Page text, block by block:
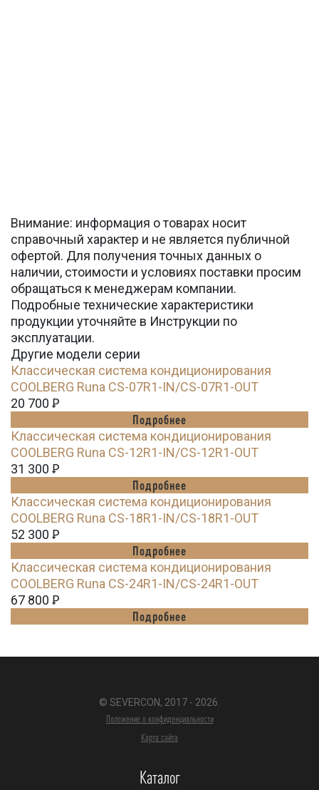
Внимание: информация о товарах носит
справочный характер и не является публичной
офертой. Для получения точных данных о
наличии, стоимости и условиях поставки просим
обращаться к менеджерам компании.
Подробные технические характеристики
продукции уточняйте в Инструкции по
эксплуатации.
Другие модели серии
Классическая система кондиционирования
СOOLBERG Runa CS-07R1-IN/CS-07R1-OUT
20 700 Ꝑ
Подробнее
Классическая система кондиционирования
СOOLBERG Runa CS-12R1-IN/CS-12R1-OUT
31 300 Ꝑ
Подробнее
Классическая система кондиционирования
СOOLBERG Runa CS-18R1-IN/CS-18R1-OUT
52 300 Ꝑ
Подробнее
Классическая система кондиционирования
СOOLBERG Runa CS-24R1-IN/CS-24R1-OUT
67 800 Ꝑ
Подробнее
© SEVERCON, 2017 - 2026.
Положение о конфиденциальности
Карта сайта
Каталог